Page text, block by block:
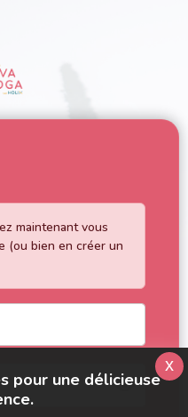
maintenant vous
(ou bien en créer un
pour une délicieuse
x